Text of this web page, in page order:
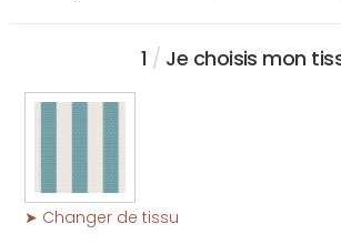
1 / Je choisis mon
➤ Changer de tissu